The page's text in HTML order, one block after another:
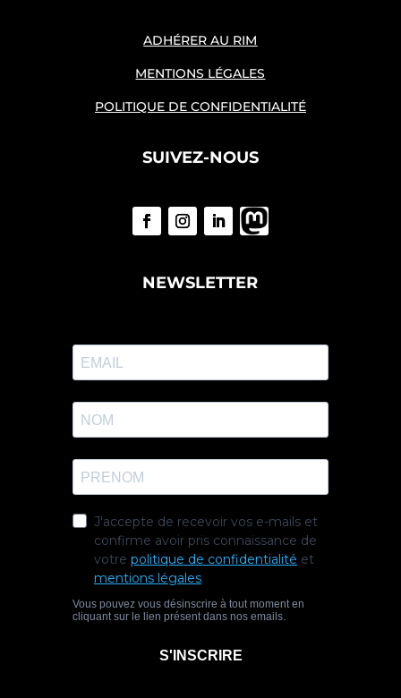
ADHÉRER AU RIM
MENTIONS LÉGALES
POLITIQUE DE CONFIDENTIALITÉ
SUIVEZ-NOUS
NEWSLETTER